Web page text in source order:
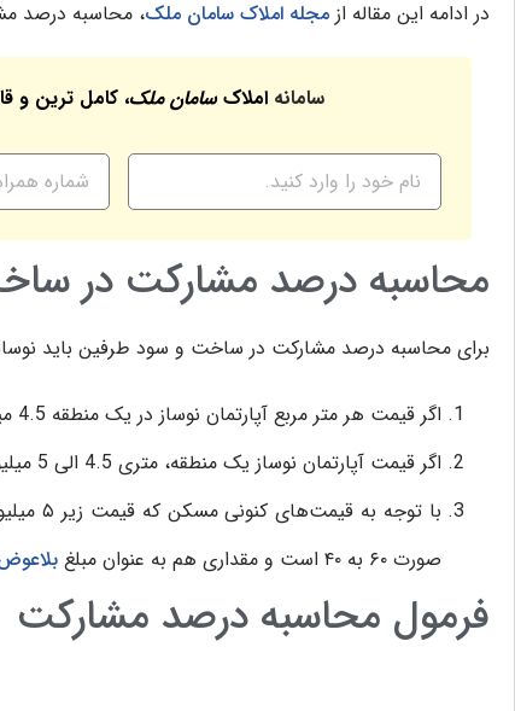
در ادامه این مقاله از مجله املاک سامان ملک، محاسبه درصد
سامانه املاک سامان ملک، کامل ترین و
محاسبه درصد مشارکت در
برای محاسبه درصد مشارکت در ساخت و سود طرفین باید
اگر قیمت هر متر مربع آپارتمان نوساز در یک منطقه 4.5 میلیون تومان باشد، تقسیم سود به صورت ۵۰-۵۰ انجام می ‌شود.
اگر قیمت آپارتمان نوساز یک منطقه، متری 4.5 الی 5 میلیون باشد، سهم مالک زمین ۵۵ درصد و سهم سازنده ۴۵ درصد است.
با
صورت ۶۰ به ۴۰ است و مقداری هم به عنوان مبلغ
فرمول محاسبه درصد مشارکت